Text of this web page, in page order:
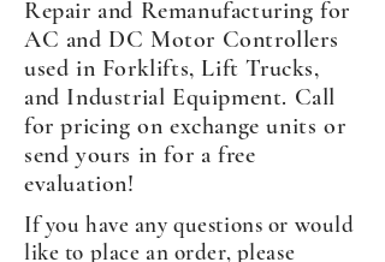
Repair and Remanufacturing for
AC and DC Motor Controllers
used in Forklifts, Lift Trucks,
and Industrial Equipment. Call
for pricing on exchange units or
send yours in for a free
evaluation!
If you have any questions or would
like to place an order, please